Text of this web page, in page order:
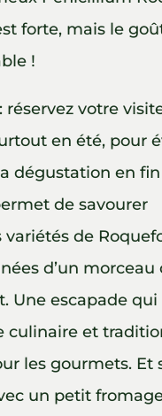
forte, mais le
!
réservez votre
en été, pour
dégustation en
de savourer
de
d’un morceau
Une escapade
culinaire et
les gourmets. Et
un petit